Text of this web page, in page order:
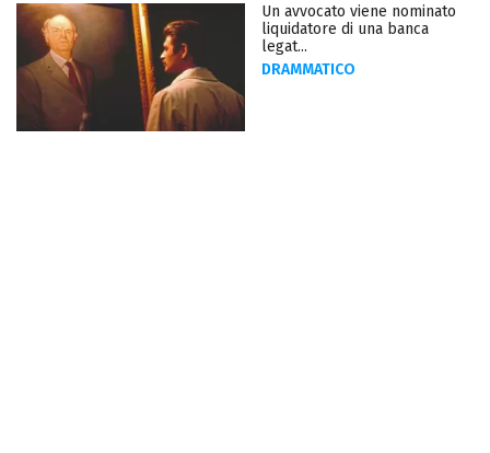
Un avvocato viene nominato
liquidatore di una banca
legat...
DRAMMATICO